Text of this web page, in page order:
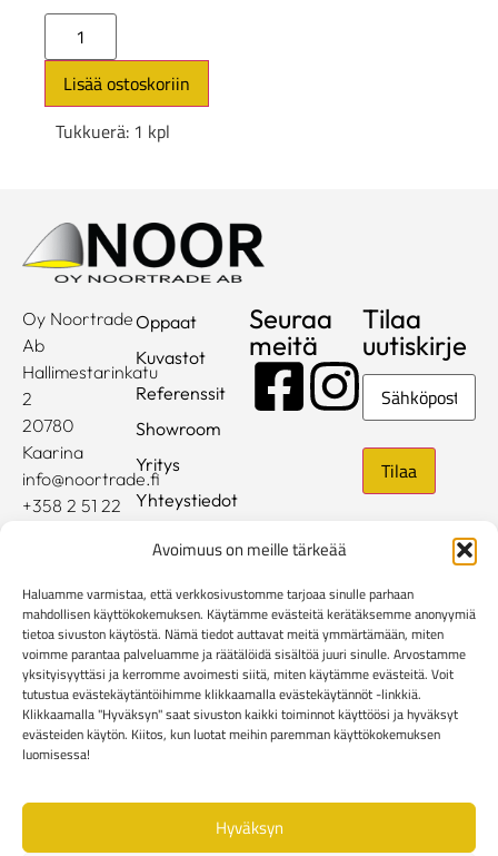
Avoimuus on meille tärkeää
Haluamme varmistaa, että verkkosivustomme tarjoaa sinulle parhaan
mahdollisen käyttökokemuksen. Käytämme evästeitä kerätäksemme anonyymiä
tietoa sivuston käytöstä. Nämä tiedot auttavat meitä ymmärtämään, miten
voimme parantaa palveluamme ja räätälöidä sisältöä juuri sinulle. Arvostamme
yksityisyyttäsi ja kerromme avoimesti siitä, miten käytämme evästeitä. Voit
tutustua evästekäytäntöihimme klikkaamalla evästekäytännöt -linkkiä.
Klikkaamalla "Hyväksyn" saat sivuston kaikki toiminnot käyttöösi ja hyväksyt
evästeiden käytön. Kiitos, kun luotat meihin paremman käyttökokemuksen
luomisessa!
Hyväksyn
Lisää ostoskoriin
Tukkuerä: 1 kpl
Oy Noortrade
Ab
Hallimestarinkatu
2
20780
Kaarina
info@noortrade.fi
+358 2 51 22
Oppaat
Kuvastot
Referenssit
Showroom
Yritys
Yhteystiedot
Mediapankki
Seuraa
meitä
Tilaa
uutiskirje
Sähköposti
Rekisteri- ja tietosuojaseloste
Kuluttaja-asiakkaiden toimitusehdot
Yritysasiakkaiden toimitusehdotReklamaatiolomake
Evästekäytännöt